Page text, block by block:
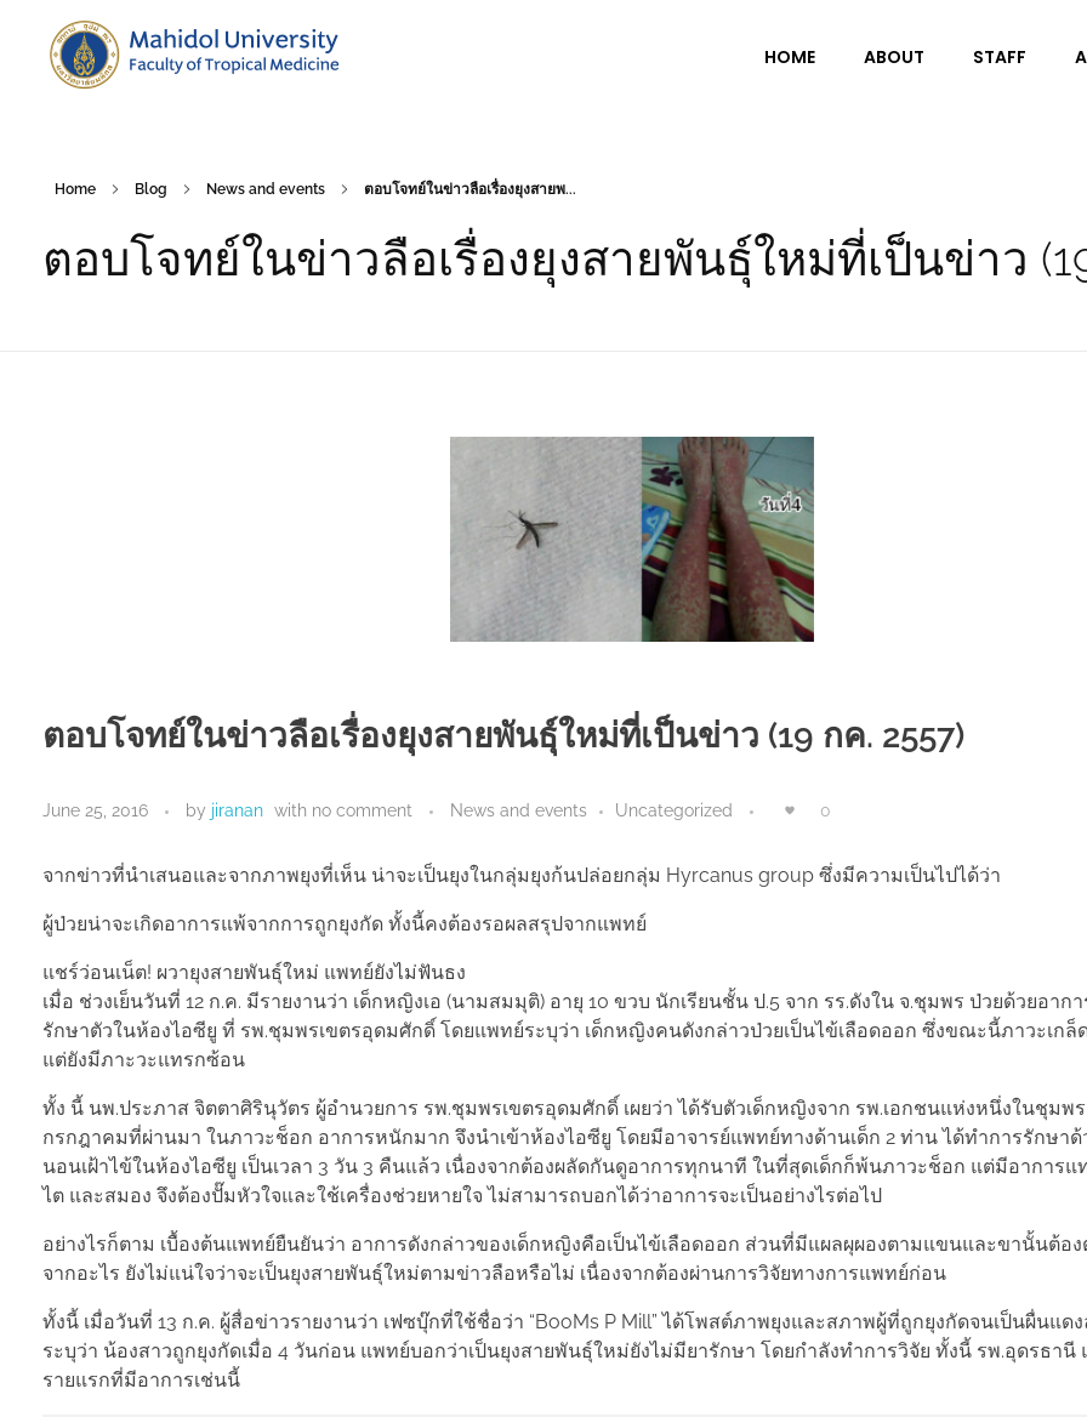
HOME ABOUT STAFF
Home Blog News and events ตอบโจทย์ในข่าวลือเรื่องยุงสายพ...
ตอบโจทย์ในข่าวลือเรื่องยุงสายพันธุ์ใหม่ที่เป็นข่าว
ตอบโจทย์ในข่าวลือเรื่องยุงสายพันธุ์ใหม่ที่เป็นข่าว (19 กค. 2557)
June 25, 2016 by jiranan with no comment News and events Uncategorized 0
จากข่าวที่นำเสนอและจากภาพยุงที่เห็น น่าจะเป็นยุงในกลุ่มยุงก้นปล่อยกลุ่ม Hyrcanus group ซึ่งมีความเป็นไปได้ว่า
ผู้ป่วยน่าจะเกิดอาการแพ้จากการถูกยุงกัด ทั้งนี้คงต้องรอผลสรุปจากแพทย์
แชร์ว่อนเน็ต! ผวายุงสายพันธุ์ใหม่ แพทย์ยังไม่ฟันธง
เมื่อ ช่วงเย็นวันที่ 12 ก.ค. มีรายงานว่า เด็กหญิงเอ (นามสมมุติ) อายุ 10 ขวบ นักเรียนชั้น ป.5 จาก รร.ดังใน จ.ชุมพร ป่วยด้วยอากา
รักษาตัวในห้องไอซียู ที่ รพ.ชุมพรเขตรอุดมศักดิ์ โดยแพทย์ระบุว่า เด็กหญิงคนดังกล่าวป่วยเป็นไข้เลือดออก ซึ่งขณะนี้ภาวะเกล็
แต่ยังมีภาะวะแทรกซ้อน
ทั้ง นี้ นพ.ประภาส จิตตาศิรินุวัตร ผู้อำนวยการ รพ.ชุมพรเขตรอุดมศักดิ์ เผยว่า ได้รับตัวเด็กหญิงจาก รพ.เอกชนแห่งหนึ่งในชุมพ
กรกฎาคมที่ผ่านมา ในภาวะช็อก อาการหนักมาก จึงนำเข้าห้องไอซียู โดยมีอาจารย์แพทย์ทางด้านเด็ก 2 ท่าน ได้ทำการรักษาด้
นอนเฝ้าไข้ในห้องไอซียู เป็นเวลา 3 วัน 3 คืนแล้ว เนื่องจากต้องผลัดกันดูอาการทุกนาที ในที่สุดเด็กก็พ้นภาวะช็อก แต่มีอาการ
ไต และสมอง จึงต้องปั๊มหัวใจและใช้เครื่องช่วยหายใจ ไม่สามารถบอกได้ว่าอาการจะเป็นอย่างไรต่อไป
อย่างไรก็ตาม เบื้องต้นแพทย์ยืนยันว่า อาการดังกล่าวของเด็กหญิงคือเป็นไข้เลือดออก ส่วนที่มีแผลผุผองตามแขนและขานั้นต้อ
จากอะไร ยังไม่แน่ใจว่าจะเป็นยุงสายพันธุ์ใหม่ตามข่าวลือหรือไม่ เนื่องจากต้องผ่านการวิจัยทางการแพทย์ก่อน
ทั้งนี้ เมื่อวันที่ 13 ก.ค. ผู้สื่อข่าวรายงานว่า เฟซบุ๊กที่ใช้ชื่อว่า “BooMs P Mill” ได้โพสต์ภาพยุงและสภาพผู้ที่ถูกยุงกัดจนเป็นผื่นแด
ระบุว่า น้องสาวถูกยุงกัดเมื่อ 4 วันก่อน แพทย์บอกว่าเป็นยุงสายพันธุ์ใหม่ยังไม่มียารักษา โดยกำลังทำการวิจัย ทั้งนี้ รพ.อุดรธานี
รายแรกที่มีอาการเช่นนี้